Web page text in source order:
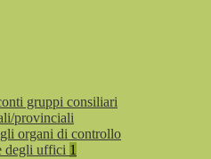
gruppi consiliari
provinciali
organi di controllo
degli uffici 1